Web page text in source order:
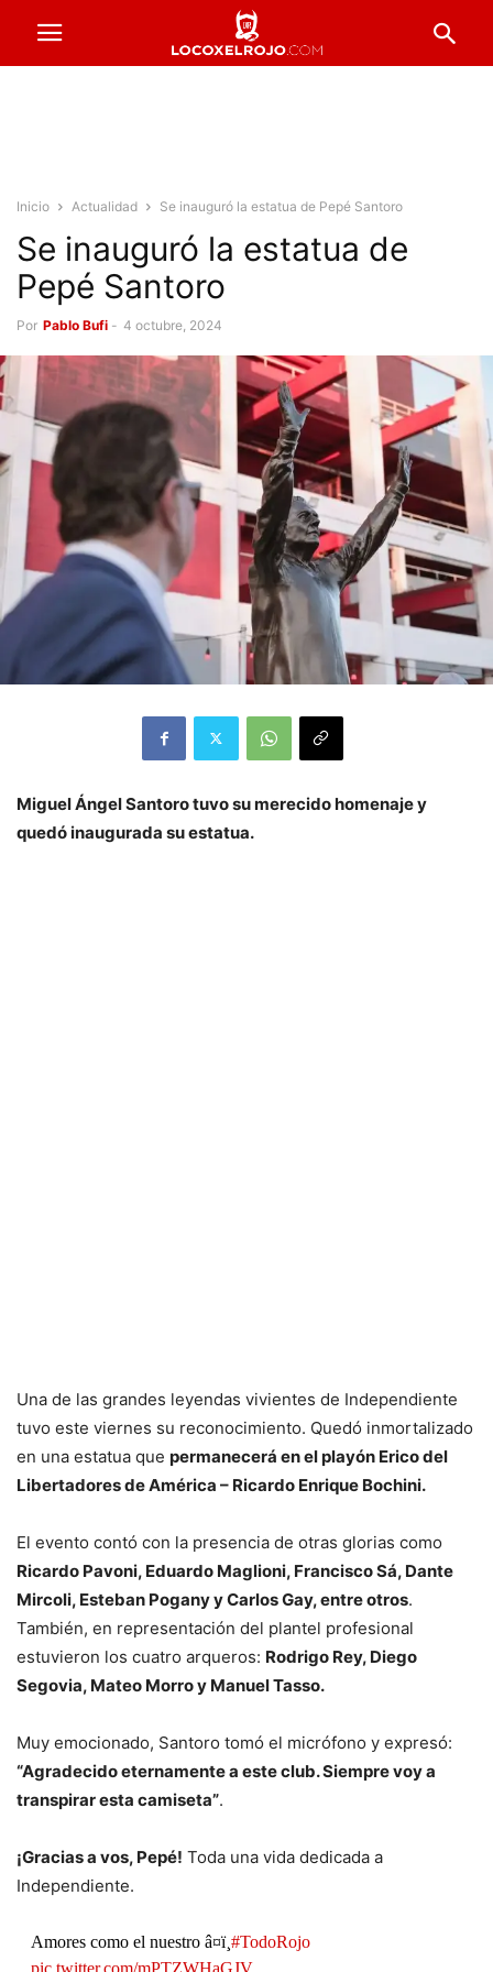
Inicio Actualidad Se inauguró la estatua de Pepé Santoro
Se inauguró la estatua de
Pepé Santoro
Por Pablo Bufi - 4 octubre, 2024
Miguel Ángel Santoro tuvo su merecido homenaje y
quedó inaugurada su estatua.
Una de las grandes leyendas vivientes de Independiente
tuvo este viernes su reconocimiento. Quedó inmortalizado
en una estatua que permanecerá en el playón Erico del
Libertadores de América – Ricardo Enrique Bochini.
El evento contó con la presencia de otras glorias como
Ricardo Pavoni, Eduardo Maglioni, Francisco Sá, Dante
Mircoli, Esteban Pogany y Carlos Gay, entre otros.
También, en representación del plantel profesional
estuvieron los cuatro arqueros: Rodrigo Rey, Diego
Segovia, Mateo Morro y Manuel Tasso.
Muy emocionado, Santoro tomó el micrófono y expresó:
“Agradecido eternamente a este club. Siempre voy a
transpirar esta camiseta”.
¡Gracias a vos, Pepé! Toda una vida dedicada a
Independiente.
Amores como el nuestro â¤ï¸ #TodoRojo
pic.twitter.com/mPTZWHaGJV